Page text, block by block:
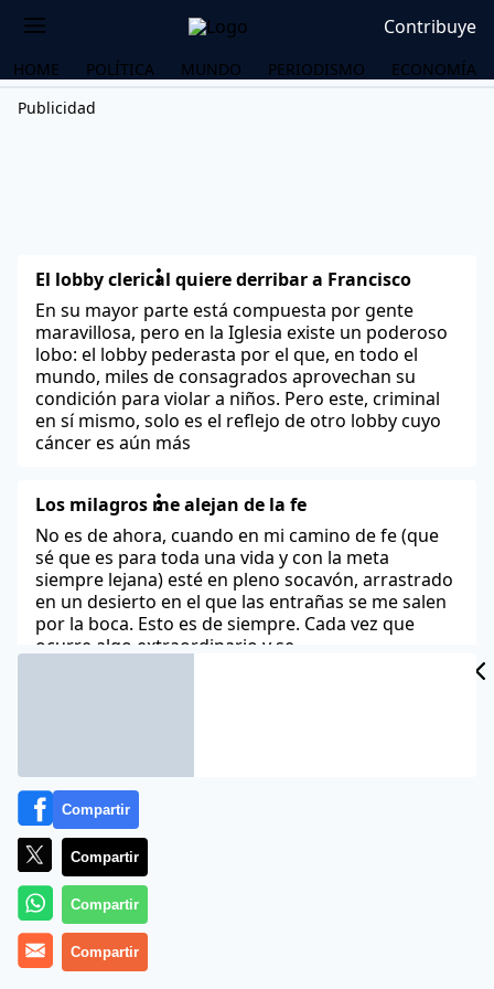
Contribuye
HOME POLÍTICA MUNDO PERIODISMO
ECONOMÍA
Publicidad
El lobby clerical quiere derribar a Francisco
En su mayor parte está compuesta por gente
maravillosa, pero en la Iglesia existe un poderoso
lobo: el lobby pederasta por el que, en todo el
mundo, miles de consagrados aprovechan su
condición para violar a niños. Pero este, criminal
en sí mismo, solo es el reflejo de otro lobby cuyo
cáncer es aún más
Los milagros me alejan de la fe
No es de ahora, cuando en mi camino de fe (que
sé que es para toda una vida y con la meta
siempre lejana) esté en pleno socavón, arrastrado
en un desierto en el que las entrañas se me salen
por la boca. Esto es de siempre. Cada vez que
ocurre algo extraordinario y se
denunciar ante nuestros fieles la existencia de El
Yunque, una sociedad secreta que, bajo el
supuesto fin de “instaurar el Reino de Dios en la
tierra”, se vale de la mentira, la manipulación y la
calumnia. Desde hace al menos cuatro décadas,
esta
Mi fe, católica o no
Compartir
Compartir
Compartir
Compartir